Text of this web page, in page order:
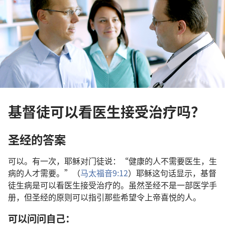
基督徒可以看医生接受治疗吗？
圣经的答案
可以。有一次，耶稣对门徒说：“健康的人不需要医生，生
病的人才需要。”（马太福音9:12）耶稣这句话显示，基督
徒生病是可以看医生接受治疗的。虽然圣经不是一部医学手
册，但圣经的原则可以指引那些希望令上帝喜悦的人。
可以问问自己：